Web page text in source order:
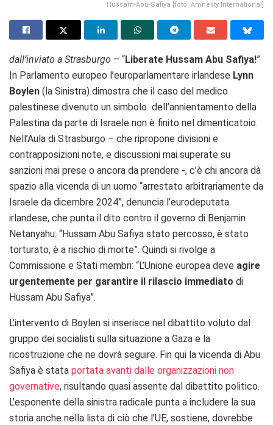
Hussam-Abu-Safiya [foto: Amnesty International]
dall’inviato a Strasburgo – “Liberate Hussam Abu Safiya!”
In Parlamento europeo l’europarlamentare irlandese Lynn
Boylen (la Sinistra) dimostra che il caso del medico
palestinese divenuto un simbolo dell’annientamento della
Palestina da parte di Israele non è finito nel dimenticatoio.
Nell’Aula di Strasburgo – che ripropone divisioni e
contrapposizioni note, e discussioni mai superate su
sanzioni mai prese o ancora da prendere -, c’è chi ancora dà
spazio alla vicenda di un uomo “arrestato arbitrariamente da
Israele da dicembre 2024”, denuncia l’eurodeputata
irlandese, che punta il dito contro il governo di Benjamin
Netanyahu: “Hussam Abu Safiya stato percosso, è stato
torturato, è a rischio di morte”. Quindi si rivolge a
Commissione e Stati membri: “L’Unione europea deve agire
urgentemente per garantire il rilascio immediato di
Hussam Abu Safiya”.
L’intervento di Boylen si inserisce nel dibattito voluto dal
gruppo dei socialisti sulla situazione a Gaza e la
ricostruzione che ne dovrà seguire. Fin qui la vicenda di Abu
Safiya è stata portata avanti dalle organizzazioni non
governative, risultando quasi assente dal dibattito politico.
L’esponente della sinistra radicale punta a includere la sua
storia anche nella lista di ciò che l’UE, sostiene, dovrebbe